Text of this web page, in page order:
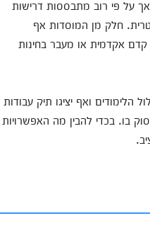
על פי רוב מתבססות דרישות
חלק מן המוסדות אף
אקדמית או מעבר בחינות
הלימודים ואף יציגו תיק עבודות
בו. בכדי להבין מה האפשרויות